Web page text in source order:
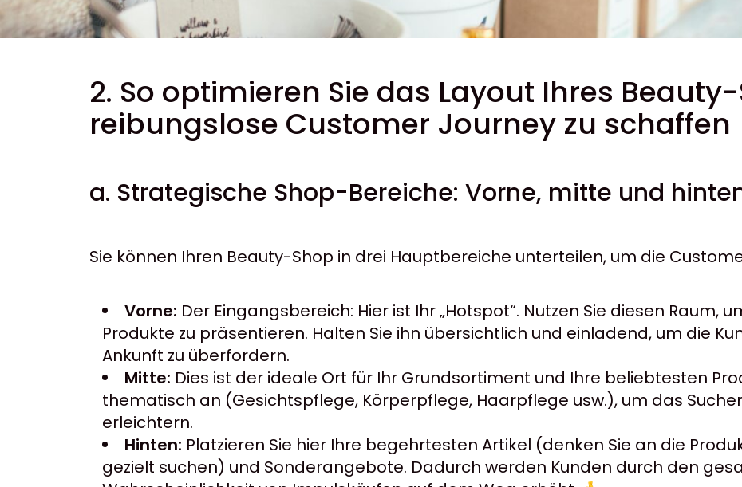
2. So optimieren Sie das Layout Ihres
reibungslose Customer Journey zu schaffen
a. Strategische Shop-Bereiche: Vorne, mitte und
Sie können Ihren Beauty-Shop in drei Hauptbereiche unterteilen, um die
Vorne: Der Eingangsbereich: Hier ist Ihr „Hotspot“. Nutzen Sie diesen Raum,
Produkte zu präsentieren. Halten Sie ihn übersichtlich und einladend, um die
Ankunft zu überfordern.
Mitte: Dies ist der ideale Ort für Ihr Grundsortiment und Ihre beliebtesten
thematisch an (Gesichtspflege, Körperpflege, Haarpflege usw.), um das
erleichtern.
Hinten: Platzieren Sie hier Ihre begehrtesten Artikel (denken Sie an die
gezielt suchen) und Sonderangebote. Dadurch werden Kunden durch den